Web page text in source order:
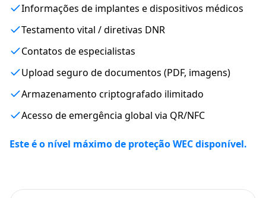
Informações de implantes e dispositivos médicos
Testamento vital / diretivas DNR
Contatos de especialistas
Upload seguro de documentos (PDF, imagens)
Armazenamento criptografado ilimitado
Acesso de emergência global via QR/NFC
Este é o nível máximo de proteção WEC disponível.